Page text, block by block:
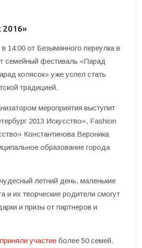
2016»
14:00 от Безымянного переулка в
семейный фестиваль «Парад
колясок» уже успел стать
традицией.
мероприятия выступит
2013 Искусство», Fashion
Константинова Вероника
образование города
летний день, маленькие
и их творческие родители смогут
и призы от партнеров и
участие более 50 семей.